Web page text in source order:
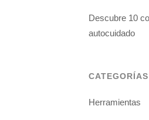
Descubre 10
autocuidado
CATEGORÍAS
Herramientas